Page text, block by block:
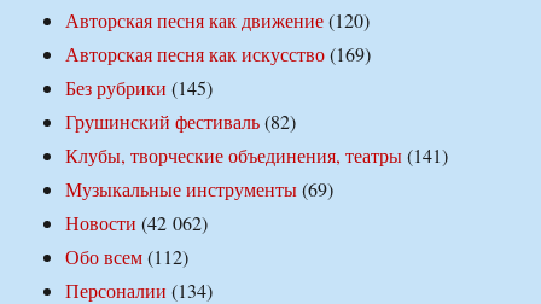
Авторская песня как движение(120)
Авторская песня как искусство(169)
Без рубрики (145)
Грушинский фестиваль(82)
Клубы, творческие объединения, театры(141)
Музыкальные инструменты(69)
Новости (42 062)
Обо всем(112)
Персоналии (134)